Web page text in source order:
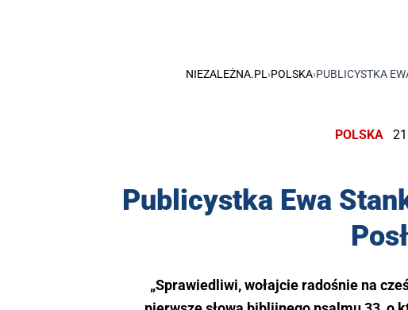
NIEZALEŻNA.PL ›POLSKA›PUBLICYSTKA
POLSKA
Publicystka Ewa
„Sprawiedliwi, wołajcie radośnie na